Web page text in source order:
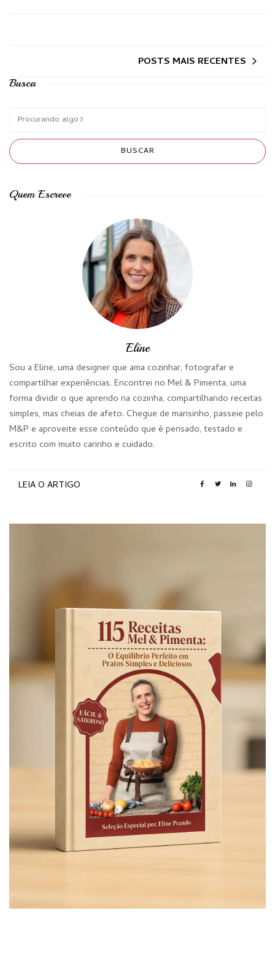
POSTS MAIS RECENTES
Busca
Quem Escreve
Eline
Sou a Eline, uma designer que ama cozinhar, fotografar e
compartilhar experiências. Encontrei no Mel & Pimenta, uma
forma dividir o que aprendo na cozinha, compartilhando receitas
simples, mas cheias de afeto. Chegue de mansinho, passeie pelo
M&P e aproveite esse conteúdo que é pensado, testado e
escrito com muito carinho e cuidado.
LEIA O ARTIGO